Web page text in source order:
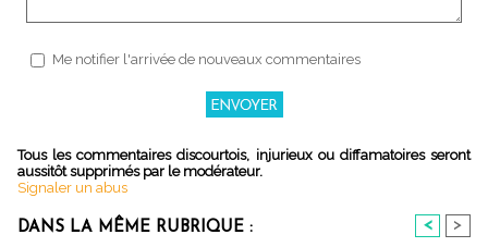
Me notifier l'arrivée de nouveaux commentaires
Tous les commentaires discourtois, injurieux ou diffamatoires seront
aussitôt supprimés par le modérateur.
Signaler un abus
DANS LA MÊME RUBRIQUE : < >